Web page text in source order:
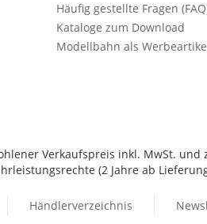
Häufig gestellte Fragen
Kataloge zum Download
Modellbahn als
Verkaufspreis inkl. MwSt. und
(2 Jahre ab
Händlerverzeichnis